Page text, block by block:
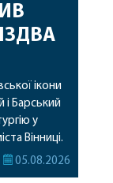
ікони
Барський
у
Вінниці.
05.08.2026